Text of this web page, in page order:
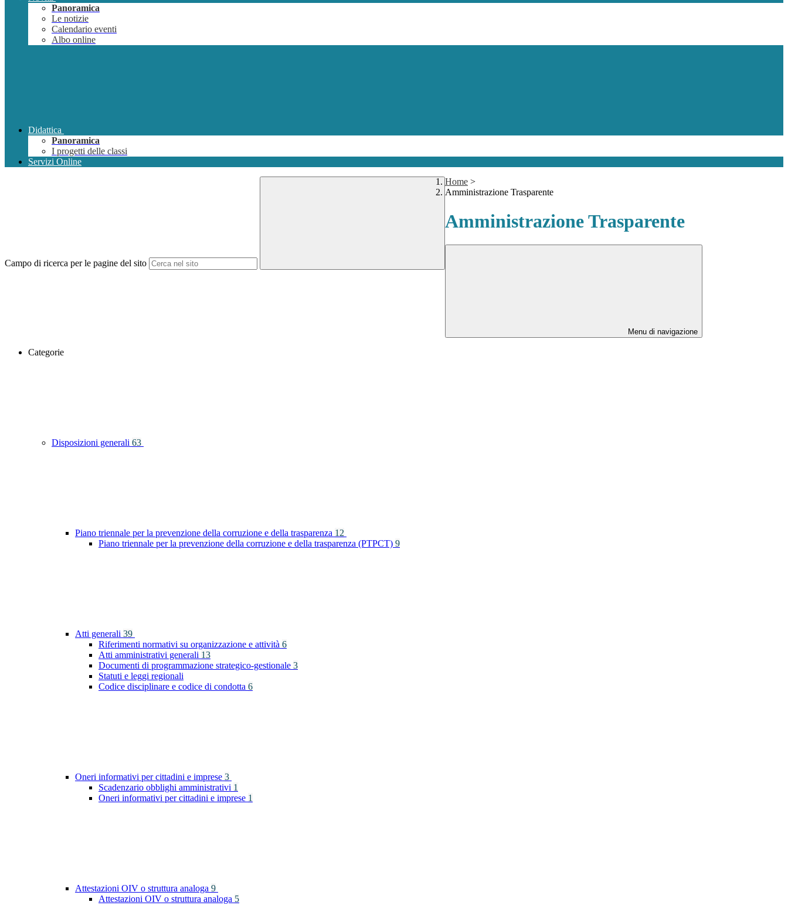
Panoramica
Le notizie
Calendario eventi
Albo online
Didattica
Panoramica
I progetti delle classi
Servizi Online
Campo di ricerca per le pagine del sito
Home >
Amministrazione Trasparente
Amministrazione Trasparente
Menu di navigazione
Categorie
Disposizioni generali 63
Piano triennale per la prevenzione della corruzione e della trasparenza 12
Piano triennale per la prevenzione della corruzione e della trasparenza (PTPCT) 9
Atti generali 39
Riferimenti normativi su organizzazione e attività 6
Atti amministrativi generali 13
Documenti di programmazione strategico-gestionale 3
Statuti e leggi regionali
Codice disciplinare e codice di condotta 6
Oneri informativi per cittadini e imprese 3
Scadenzario obblighi amministrativi 1
Oneri informativi per cittadini e imprese 1
Attestazioni OIV o struttura analoga 9
Attestazioni OIV o struttura analoga 5